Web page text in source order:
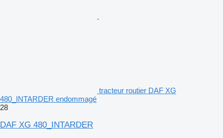
tracteur routier DAF XG
480_INTARDER endommagé
28
DAF XG 480_INTARDER